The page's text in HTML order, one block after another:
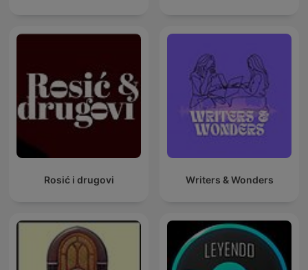
Rosić i drugovi Writers & Wonders